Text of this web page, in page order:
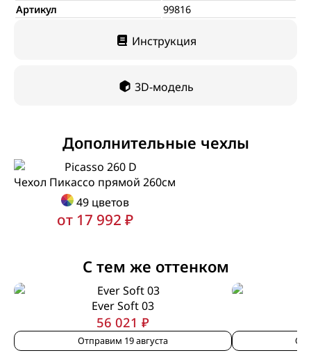
Артикул
99816
Инструкция
3D-модель
Дополнительные чехлы
Чехол Пикассо прямой 260см
49 цветов
от 17 992 ₽
С тем же оттенком
Ever Soft 03
56 021 ₽
Отправим 19 августа